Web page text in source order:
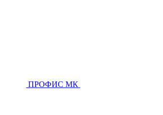
ПРОФИС МК